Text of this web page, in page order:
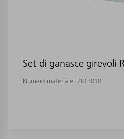
Set di ganasce girevoli
Numero materiale: 2813010